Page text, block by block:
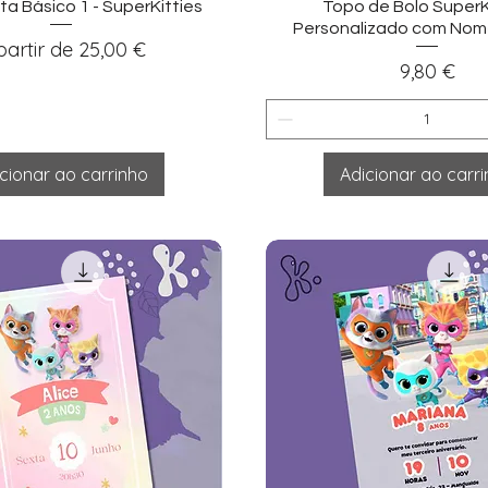
Básico 1 - SuperKitties
de 25,00 €
promocional
ao carrinho
Topo de Bolo
Personalizado com
Preço
9,80 €
Adicionar ao